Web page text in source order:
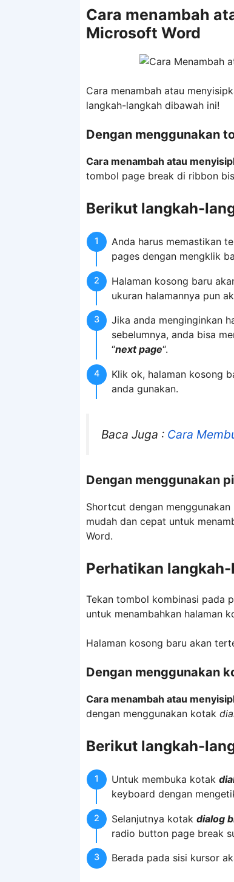
Cara menambah
Microsoft Word
Cara menambah atau
langkah-langkah dibawah ini!
Dengan menggunakan
Cara menambah atau
tombol page break di ribbon
Berikut langkah-
Anda harus memastikan
pages dengan mengklik
Halaman kosong baru
ukuran halamannya pun
Jika anda menginginkan
sebelumnya, anda bisa
“next page“.
Klik ok, halaman kosong
anda gunakan.
Baca Juga : Cara
Dengan menggunakan
Shortcut dengan
mudah dan cepat untuk
Word.
Perhatikan
Tekan tombol kombinasi pada
untuk menambahkan halaman
Halaman kosong baru akan
Dengan menggunakan
Cara menambah atau
dengan menggunakan kotak
Berikut langkah-
Untuk membuka kotak
keyboard dengan
Selanjutnya kotak dialog
radio button page break
Berada pada sisi kursor